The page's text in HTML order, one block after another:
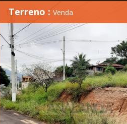
Terreno : Venda